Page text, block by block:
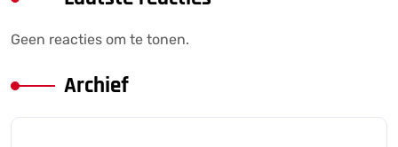
Geen reacties om te tonen.
Archief